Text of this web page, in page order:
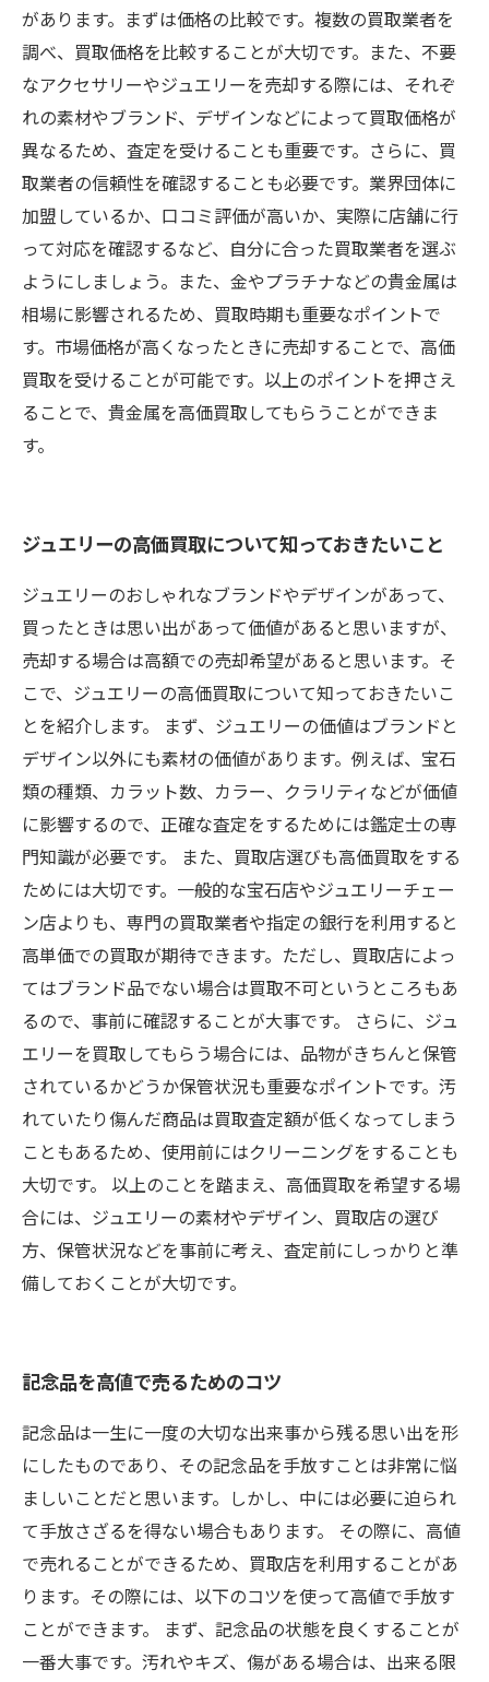
があります。まずは価格の比較です。複数の買取業者を
調べ、買取価格を比較することが大切です。また、不要
なアクセサリーやジュエリーを売却する際には、それぞ
れの素材やブランド、デザインなどによって買取価格が
異なるため、査定を受けることも重要です。さらに、買
取業者の信頼性を確認することも必要です。業界団体に
加盟しているか、口コミ評価が高いか、実際に店舗に行
って対応を確認するなど、自分に合った買取業者を選ぶ
ようにしましょう。また、金やプラチナなどの貴金属は
相場に影響されるため、買取時期も重要なポイントで
す。市場価格が高くなったときに売却することで、高価
買取を受けることが可能です。以上のポイントを押さえ
ることで、貴金属を高価買取してもらうことができま
す。
ジュエリーの高価買取について知っておきたいこと
ジュエリーのおしゃれなブランドやデザインがあって、
買ったときは思い出があって価値があると思いますが、
売却する場合は高額での売却希望があると思います。そ
こで、ジュエリーの高価買取について知っておきたいこ
とを紹介します。 まず、ジュエリーの価値はブランドと
デザイン以外にも素材の価値があります。例えば、宝石
類の種類、カラット数、カラー、クラリティなどが価値
に影響するので、正確な査定をするためには鑑定士の専
門知識が必要です。 また、買取店選びも高価買取をする
ためには大切です。一般的な宝石店やジュエリーチェー
ン店よりも、専門の買取業者や指定の銀行を利用すると
高単価での買取が期待できます。ただし、買取店によっ
てはブランド品でない場合は買取不可というところもあ
るので、事前に確認することが大事です。 さらに、ジュ
エリーを買取してもらう場合には、品物がきちんと保管
されているかどうか保管状況も重要なポイントです。汚
れていたり傷んだ商品は買取査定額が低くなってしまう
こともあるため、使用前にはクリーニングをすることも
大切です。 以上のことを踏まえ、高価買取を希望する場
合には、ジュエリーの素材やデザイン、買取店の選び
方、保管状況などを事前に考え、査定前にしっかりと準
備しておくことが大切です。
記念品を高値で売るためのコツ
記念品は一生に一度の大切な出来事から残る思い出を形
にしたものであり、その記念品を手放すことは非常に悩
ましいことだと思います。しかし、中には必要に迫られ
て手放さざるを得ない場合もあります。 その際に、高値
で売れることができるため、買取店を利用することがあ
ります。その際には、以下のコツを使って高値で手放す
ことができます。 まず、記念品の状態を良くすることが
一番大事です。汚れやキズ、傷がある場合は、出来る限